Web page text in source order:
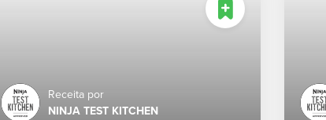
Receita por
NINJA TEST KITCHEN